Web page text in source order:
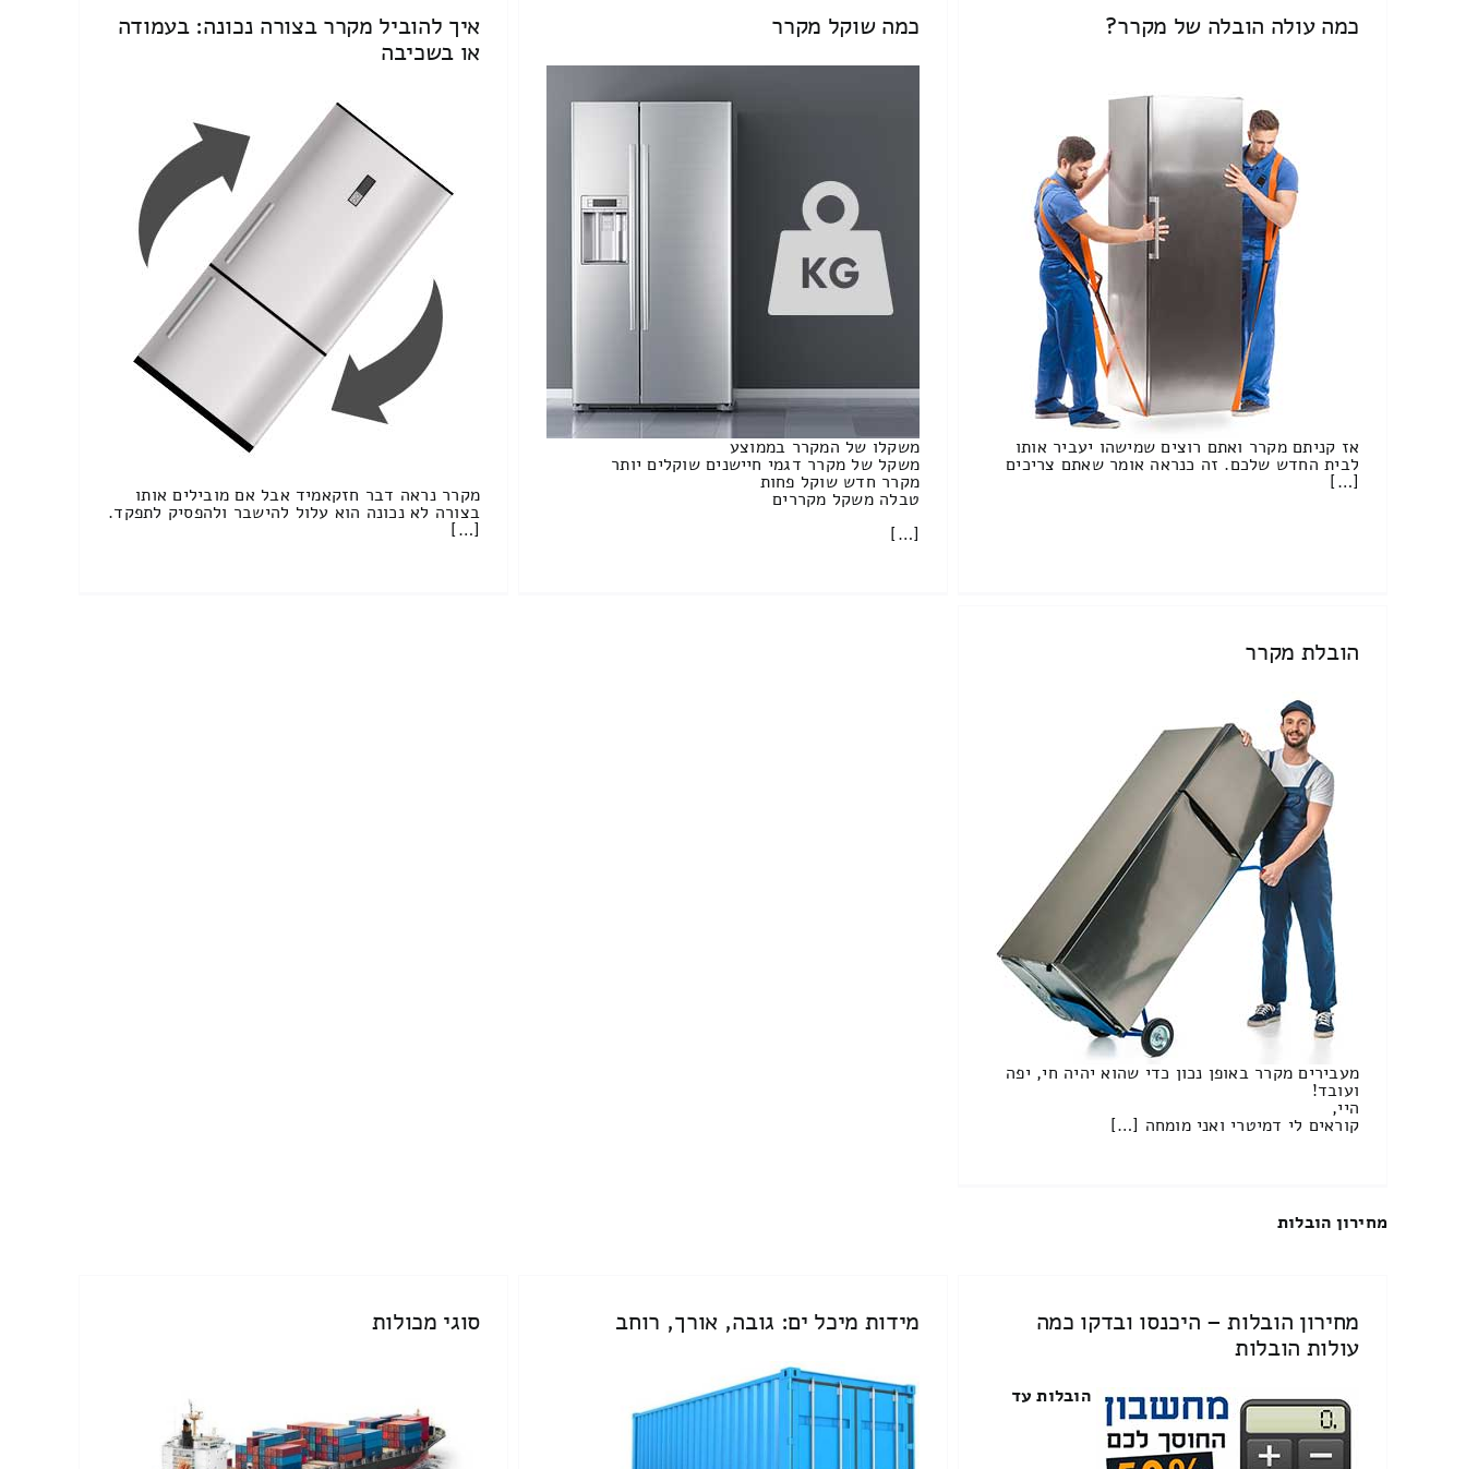
כמה עולה הובלה של מקרר?
אז קניתם מקרר ואתם רוצים שמישהו יעביר אותו
לבית החדש שלכם. זה כנראה אומר שאתם צריכים
[…]
כמה שוקל מקרר
משקלו של המקרר בממוצע
משקל של מקרר דגמי חיישנים שוקלים יותר
מקרר חדש שוקל פחות
טבלה משקל מקררים
[…]
איך להוביל מקרר בצורה נכונה: בעמודה
או בשכיבה
מקרר נראה דבר חזקאמיד אבל אם מובילים אותו
בצורה לא נכונה הוא עלול להישבר ולהפסיק לתפקד.
[…]
הובלת מקרר
מעבירים מקרר באופן נכון כדי שהוא יהיה חי, יפה
ועובד!
היי,
קוראים לי דמיטרי ואני מומחה […]
מחירון הובלות
מחירון הובלות – היכנסו ובדקו כמה
עולות הובלות
הובלות עד
מידות מיכל ים: גובה, אורך, רוחב סוגי מכולות